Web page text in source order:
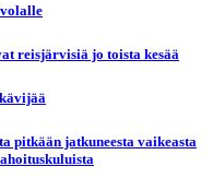
reisjärvisiä jo toista kesää
pitkään jatkuneesta vaikeasta